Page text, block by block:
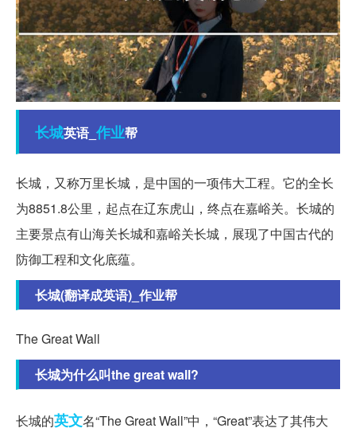
长城英语_ 作业帮
长城，又称万里长城，是中国的一项伟大工程。它的全长
为8851.8公里，起点在辽东虎山，终点在嘉峪关。长城的
主要景点有山海关长城和嘉峪关长城，展现了中国古代的
防御工程和文化底蕴。
长城(翻译成英语)_作业帮
The Great Wall
长城为什么叫the great wall?
长城的英文名“The Great Wall”中，“Great”表达了其伟大